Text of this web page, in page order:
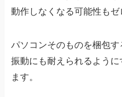
動作しなくなる可能性もゼ
パソコンそのものを梱包
振動にも耐えられるよう
ます。